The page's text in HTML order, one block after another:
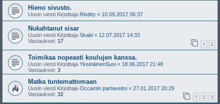
Hieno sivusto.
Uusin viesti Kirjoittaja Ristitty « 10.09.2017 06:37
Nukahtanut sisar
Uusin viesti Kirjoittaja Skald « 12.07.2017 14:33
Vastaukset: 17 1 2
Toimikaa nopeasti koulujen kanssa.
Uusin viesti Kirjoittaja YksinäinenSusi « 18.06.2017 21:48
Vastaukset: 3
Matka tuntemattomaan
Uusin viesti Kirjoittaja Occamin partaveitsi « 27.01.2017 20:29
Vastaukset: 32 1 2 3